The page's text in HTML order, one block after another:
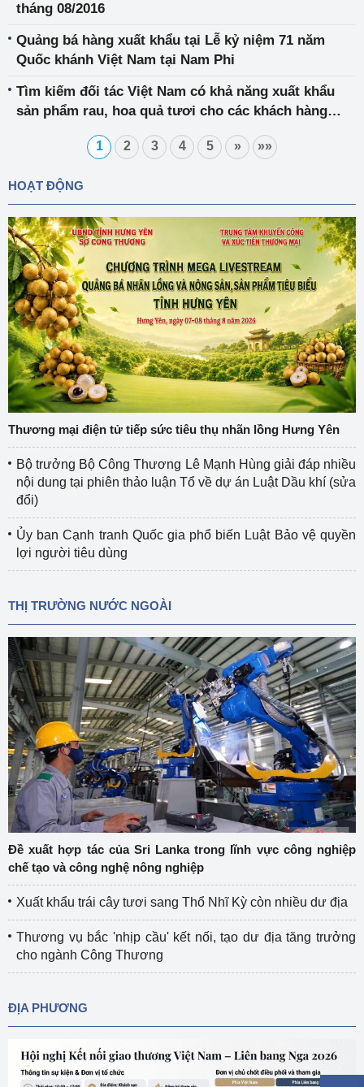
tháng 08/2016
Quảng bá hàng xuất khẩu tại Lễ kỷ niệm 71 năm
Quốc khánh Việt Nam tại Nam Phi
Tìm kiếm đối tác Việt Nam có khả năng xuất khẩu
sản phẩm rau, hoa quả tươi cho các khách hàng
1 2 3 4 5 » »»
HOẠT ĐỘNG
Thương mại điện tử tiếp sức tiêu thụ nhãn lồng Hưng Yên
Bộ trưởng Bộ Công Thương Lê Mạnh Hùng giải đáp nhiều
nội dung tại phiên thảo luận Tổ về dự án Luật Dầu khí (sửa
đổi)
Ủy ban Cạnh tranh Quốc gia phổ biến Luật Bảo vệ quyền
lợi người tiêu dùng
THỊ TRƯỜNG NƯỚC NGOÀI
Đề xuất hợp tác của Sri Lanka trong lĩnh vực công nghiệp
chế tạo và công nghệ nông nghiệp
Xuất khẩu trái cây tươi sang Thổ Nhĩ Kỳ còn nhiều dư địa
Thương vụ bắc 'nhịp cầu' kết nối, tạo dư địa tăng trưởng
cho ngành Công Thương
ĐỊA PHƯƠNG